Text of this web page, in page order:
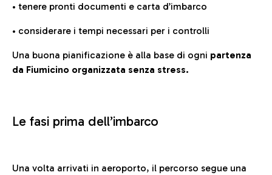
• tenere pronti documenti e carta d’imbarco
• considerare i tempi necessari per i controlli
Una buona pianificazione è alla base di ogni partenza
da Fiumicino organizzata senza stress.
Le fasi prima dell’imbarco
Una volta arrivati in aeroporto, il percorso segue una